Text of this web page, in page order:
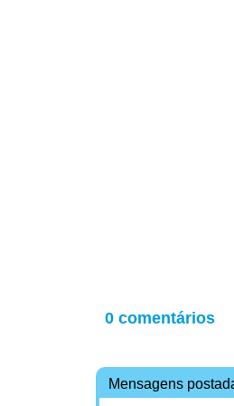
0 comentários
Mensagens